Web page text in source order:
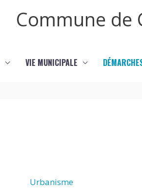
Commune de
VIE MUNICIPALE
Urbanisme